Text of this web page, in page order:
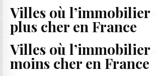
Villes où l’immobilier
plus cher en France
Villes où l’immobilier
moins cher en France